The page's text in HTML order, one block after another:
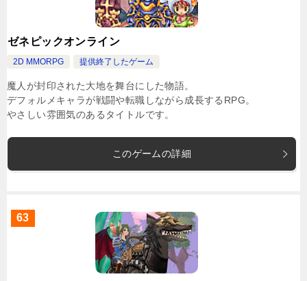
ゼネピックオンライン
2D MMORPG 提供終了したゲーム
魔人が封印された大地を舞台にした物語。
デフォルメキャラが戦闘や転職しながら成長するRPG。
やさしい雰囲気のあるタイトルです。
このゲームの詳細
63